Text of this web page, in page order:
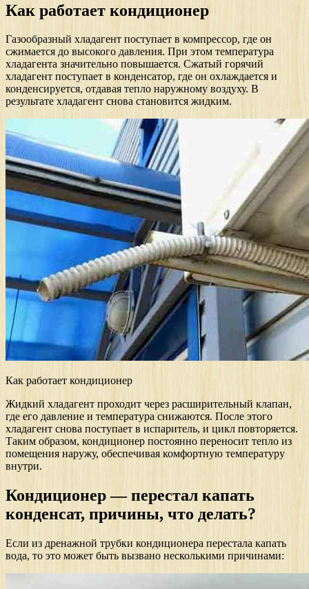
Как работает кондиционер
Газообразный хладагент поступает в компрессор, где он
сжимается до высокого давления. При этом температура
хладагента значительно повышается. Сжатый горячий
хладагент поступает в конденсатор, где он охлаждается и
конденсируется, отдавая тепло наружному воздуху. В
результате хладагент снова становится жидким.
Как работает кондиционер
Жидкий хладагент проходит через расширительный клапан,
где его давление и температура снижаются. После этого
хладагент снова поступает в испаритель, и цикл повторяется.
Таким образом, кондиционер постоянно переносит тепло из
помещения наружу, обеспечивая комфортную температуру
внутри.
Кондиционер — перестал капать
конденсат, причины, что делать?
Если из дренажной трубки кондиционера перестала капать
вода, то это может быть вызвано несколькими причинами: